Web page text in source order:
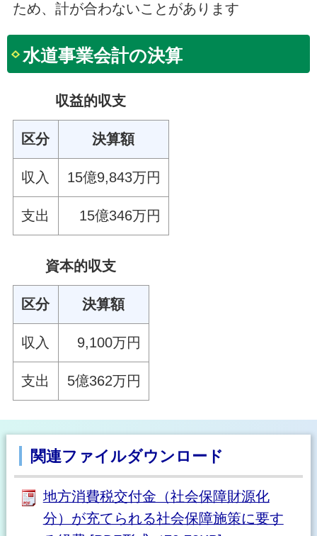
ため、計が合わないことがあります
水道事業会計の決算
収益的収支
区分 決算額
収入 15億9,843万円
支出 15億346万円
資本的収支
区分 決算額
収入 9,100万円
支出 5億362万円
関連ファイルダウンロード
地方消費税交付金（社会保障財源化
分）が充てられる社会保障施策に要す